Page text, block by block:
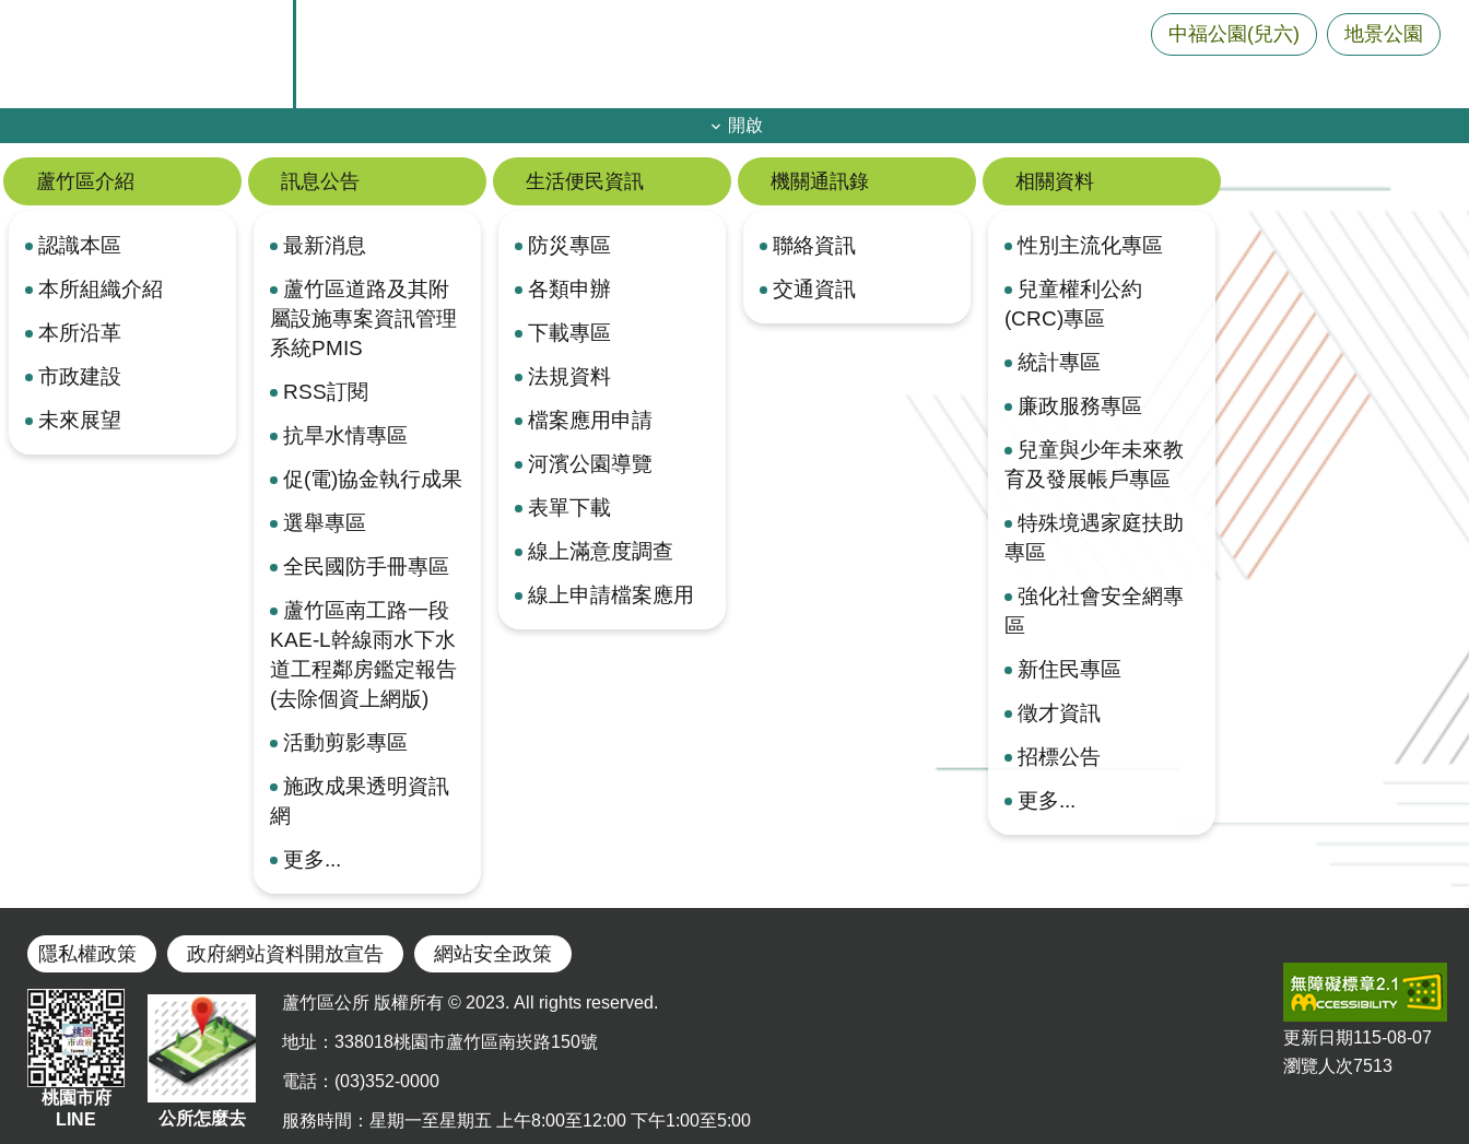
中福公園(兒六) 地景公園
開啟
蘆竹區介紹
認識本區
本所組織介紹
本所沿革
市政建設
未來展望
訊息公告
最新消息
蘆竹區道路及其附
屬設施專案資訊管理
系統PMIS
RSS訂閱
抗旱水情專區
促(電)協金執行成果
選舉專區
全民國防手冊專區
蘆竹區南工路一段
KAE-L幹線雨水下水
道工程鄰房鑑定報告
(去除個資上網版)
活動剪影專區
施政成果透明資訊
網
更多...
生活便民資訊
防災專區
各類申辦
下載專區
法規資料
檔案應用申請
河濱公園導覽
表單下載
線上滿意度調查
線上申請檔案應用
機關通訊錄
聯絡資訊
交通資訊
相關資料
性別主流化專區
兒童權利公約
(CRC)專區
統計專區
廉政服務專區
兒童與少年未來教
育及發展帳戶專區
特殊境遇家庭扶助
專區
強化社會安全網專
區
新住民專區
徵才資訊
招標公告
更多...
隱私權政策 政府網站資料開放宣告 網站安全政策
桃園市府
LINE
公所怎麼去
蘆竹區公所 版權所有 © 2023. All rights reserved.
地址 ：338018桃園市蘆竹區南崁路150號
電話：(03)352-0000
服務時間：星期一至星期五 上午8:00至12:00 下午1:00至5:00
更新日期115-08-07
瀏覽人次7513